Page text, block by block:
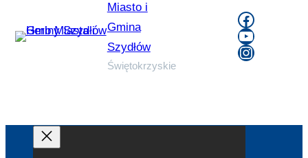
Miasto i
Gmina
Szydłów
Świętokrzyskie
YouTube